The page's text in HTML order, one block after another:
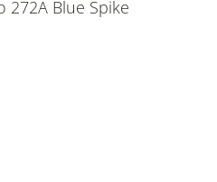
272A Blue Spike